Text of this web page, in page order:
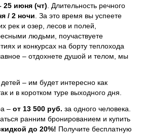
25 июня (чт) . Длительность речного
/ 2 ночи За это время вы успеете
рек и озер, лесов и полей,
людьми, поучаствуете
и конкурсах на борту теплохода
– отдохнете душой и телом, мы
– им будет интересно как
и в коротком туре выходного дня.
– от 13 500 руб. за одного человека.
ранним бронированием и купить
до 20%! Получите бесплатную